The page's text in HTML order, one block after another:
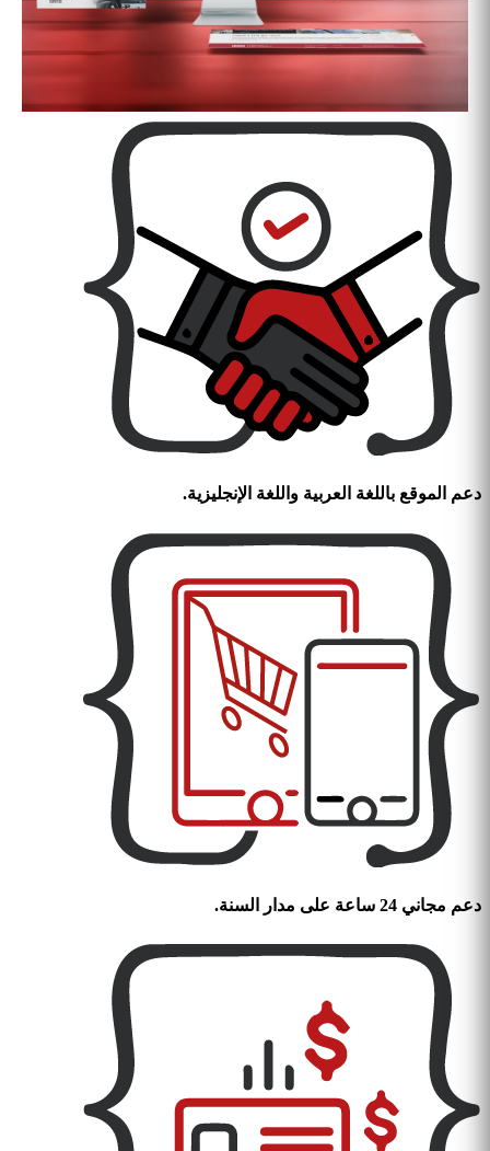
دعم الموقع باللغة العربية واللغة الإنجليزية.
دعم مجاني 24 ساعة على مدار السنة.